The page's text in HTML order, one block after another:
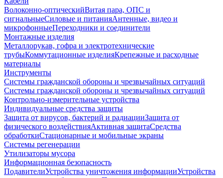
Волоконно-оптическийВитая пара, ОПС и
сигнальныеСиловые и питанияАнтенные, видео и
микрофонныеПереходники и соединители
Монтажные изделия
Металлорукав, гофра и электротехнические
трубыКоммутационные изделияКрепежные и расходные
материалы
Инструменты
Системы гражданской обороны и чрезвычайных ситуаций
Системы гражданской обороны и чрезвычайных ситуаций
Контрольно-измерительные устройства
Индивидуальные средства защиты
Защита от вирусов, бактерий и радиацииЗащита от
физического воздействияАктивная защитаСредства
обработкиСтационарные и мобильные экраны
Системы регенерации
Утилизаторы мусора
Информационная безопасность
ПодавителиУстройства уничтожения информацииУстройства